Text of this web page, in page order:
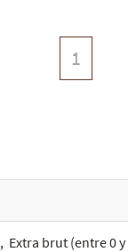
1
, Extra brut (entre 0